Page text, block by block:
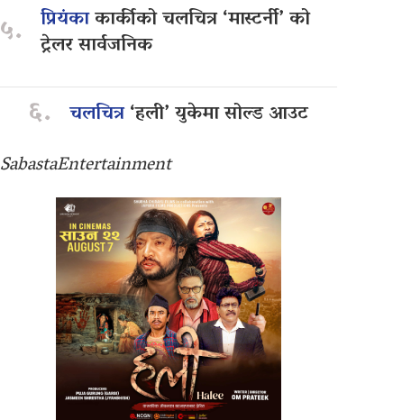
५. प्रियंकाकार्कीको चलचित्र ‘मास्टर्नी’ को
ट्रेलर सार्वजनिक
६. चलचित्र‘हली’ युकेमा सोल्ड आउट
SabastaEntertainment